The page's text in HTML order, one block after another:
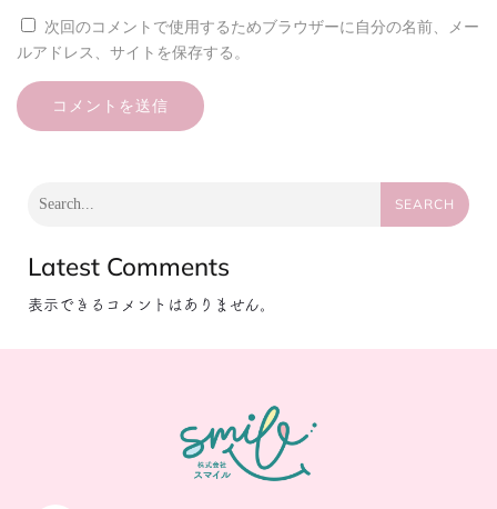
次回のコメントで使用するためブラウザーに自分の名前、メー
ルアドレス、サイトを保存する。
SEARCH
Latest Comments
表示できるコメントはありません。